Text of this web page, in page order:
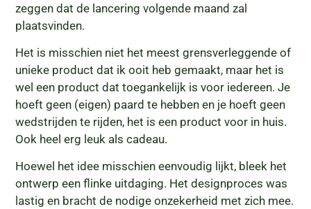
zeggen dat de lancering volgende maand zal
plaatsvinden.
Het is misschien niet het meest grensverleggende of
unieke product dat ik ooit heb gemaakt, maar het is
wel een product dat toegankelijk is voor iedereen. Je
hoeft geen (eigen) paard te hebben en je hoeft geen
wedstrijden te rijden, het is een product voor in huis.
Ook heel erg leuk als cadeau.
Hoewel het idee misschien eenvoudig lijkt, bleek het
ontwerp een flinke uitdaging. Het designproces was
lastig en bracht de nodige onzekerheid met zich mee.